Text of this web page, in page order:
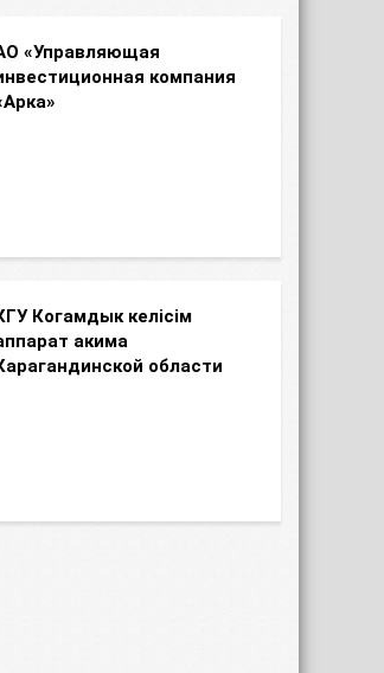
«Управляющая
компания
Когамдык келiсiм
акима
области